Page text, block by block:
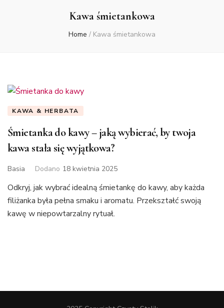
Kawa śmietankowa
Home / Kawa śmietankowa
KAWA & HERBATA
Śmietanka do kawy – jaką wybierać, by twoja
kawa stała się wyjątkowa?
Basia Dodano 18 kwietnia 2025
Odkryj, jak wybrać idealną śmietankę do kawy, aby każda
filiżanka była pełna smaku i aromatu. Przekształć swoją
kawę w niepowtarzalny rytuał.